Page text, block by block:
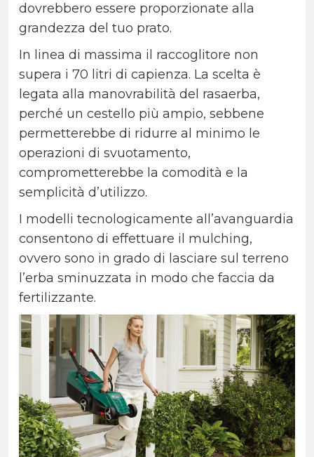
dovrebbero essere proporzionate alla
grandezza del tuo prato.
In linea di massima il raccoglitore non
supera i 70 litri di capienza. La scelta è
legata alla manovrabilità del rasaerba,
perché un cestello più ampio, sebbene
permetterebbe di ridurre al minimo le
operazioni di svuotamento,
comprometterebbe la comodità e la
semplicità d’utilizzo.
I modelli tecnologicamente all’avanguardia
consentono di effettuare il mulching,
ovvero sono in grado di lasciare sul terreno
l’erba sminuzzata in modo che faccia da
fertilizzante.